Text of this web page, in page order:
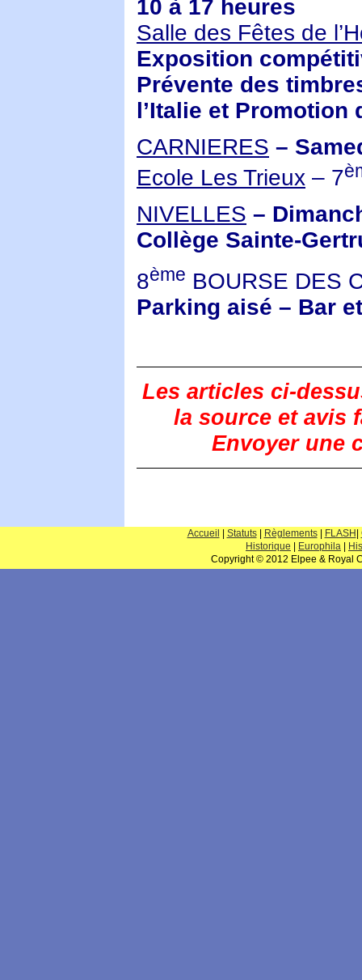
10 à 17 heures
Salle des Fêtes de
Exposition
Prévente des
l’Italie et
CARNIERES –
Ecole Les Trieux – 7
NIVELLES –
Collège Sainte-
8ème BOURSE DES
Parking aisé – Bar
Les articles ci-
la source et avis
Envoyer une
Accueil Statuts| Règlements| FLASH
Historique
Europhila
Copyright © 2012 Elpee & Royal